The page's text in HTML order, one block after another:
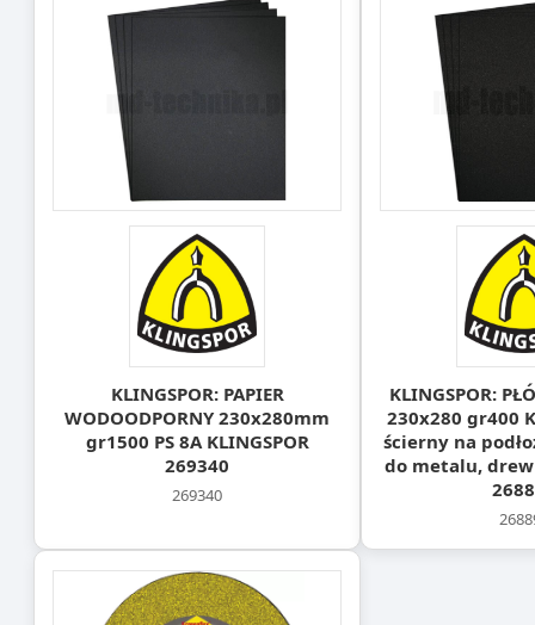
KLINGSPOR: PAPIER
WODOODPORNY 230x280mm
gr1500 PS 8A KLINGSPOR
269340
269340
KLINGSPOR:
230x280 gr400
ścierny na
do metalu,